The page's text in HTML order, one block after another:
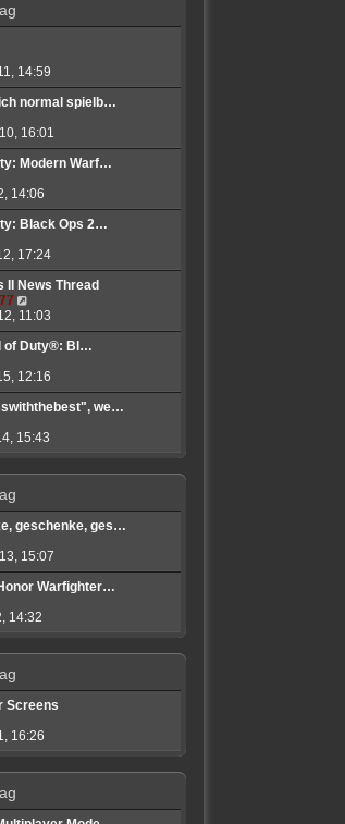
t
e
e
i
t
a
g
14:59
normal spielb…
e
u
e
t
e
r
e
i
t
r
a
g
16:01
Modern Warf…
e
u
e
t
e
r
B
e
i
t
a
g
14:06
Black Ops 2…
17:24
II News Thread
e
u
e
t
e
r
e
g
11:03
of Duty®: Bl…
12:16
we…
15:43
geschenke, ges…
15:07
Warfighter…
14:32
Screens
e
t
e
16:26